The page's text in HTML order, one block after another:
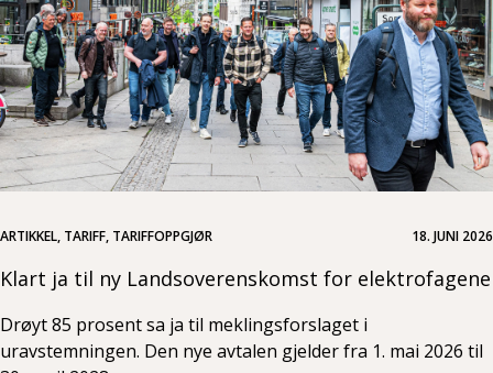
ARTIKKEL, TARIFF, TARIFFOPPGJØR 18. JUNI 2026
Klart ja til ny Landsoverenskomst for elektrofagene
Drøyt 85 prosent sa ja til meklingsforslaget i
uravstemningen. Den nye avtalen gjelder fra 1. mai 2026 til